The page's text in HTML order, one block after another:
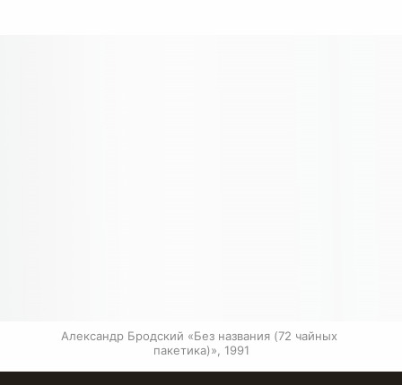
Александр Бродский «Без названия (72 чайных
пакетика)», 1991